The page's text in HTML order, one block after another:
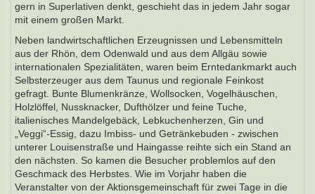
gern in Superlativen denkt, geschieht das in jedem Jahr sogar
mit einem großen Markt.
Neben landwirtschaftlichen Erzeugnissen und Lebensmitteln
aus der Rhön, dem Odenwald und aus dem Allgäu sowie
internationalen Spezialitäten, waren beim Erntedankmarkt auch
Selbsterzeuger aus dem Taunus und regionale Feinkost
gefragt. Bunte Blumenkränze, Wollsocken, Vogelhäuschen,
Holzlöffel, Nussknacker, Dufthölzer und feine Tuche,
italienisches Mandelgebäck, Lebkuchenherzen, Gin und
„Veggi“-Essig, dazu Imbiss- und Getränkebuden - zwischen
unterer Louisenstraße und Haingasse reihte sich ein Stand an
den nächsten. So kamen die Besucher problemlos auf den
Geschmack des Herbstes. Wie im Vorjahr haben die
Veranstalter von der Aktionsgemeinschaft für zwei Tage in die